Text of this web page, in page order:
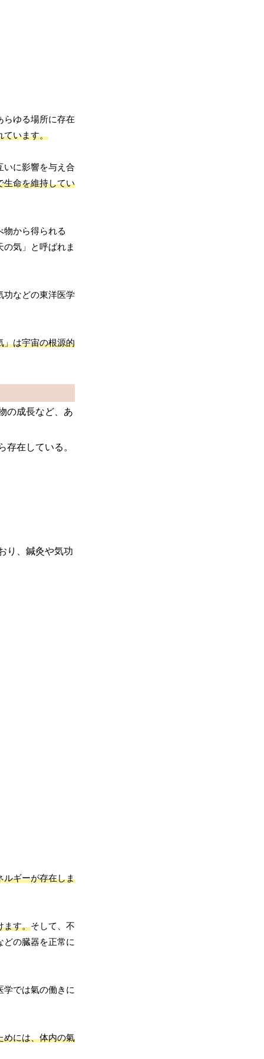
らゆる場所に存在
ています。
いに影響を与え合
生命を維持してい
物から得られる
の気」と呼ばれま
功などの東洋医学
」は宇宙の根源的
の成長など、あ
存在している。
り、鍼灸や気功
ルギーが存在しま
ます。そして、不
どの臓器を正常に
学では氣の働きに
めには、体内の氣